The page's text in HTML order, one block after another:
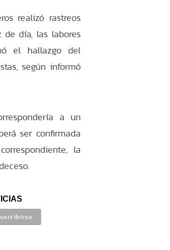
realizó rastreos
de día, las labores
el hallazgo del
según informó
a un
ser confirmada
la